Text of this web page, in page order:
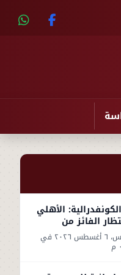
الأهلي
الفائز من
سيتي وكيتاراالخميس، ٦ أغسطس ٢٠٢٦ في